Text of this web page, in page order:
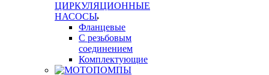
ЦИРКУЛЯЦИОННЫЕ
НАСОСЫ
Фланцевые
С резьбовым
соединением
Комплектующие